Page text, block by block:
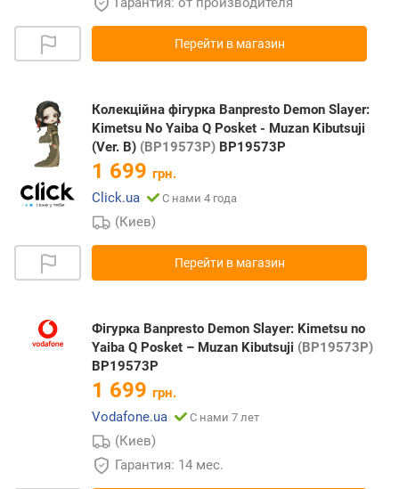
Перейти в магазин
Колекційна фігурка Banpresto Demon Slayer:
Kimetsu No Yaiba Q Posket - Muzan Kibutsuji
(Ver. B) (BP19573P) BP19573P
1 699 грн.
Click.ua
С нами 4 года
(Киев)
Перейти в магазин
Фігурка Banpresto Demon Slayer: Kimetsu no
Yaiba Q Posket – Muzan Kibutsuji (BP19573P)
BP19573P
1 699 грн.
Vodafone.ua
С нами 7 лет
(Киев)
Гарантия: 14 мес.